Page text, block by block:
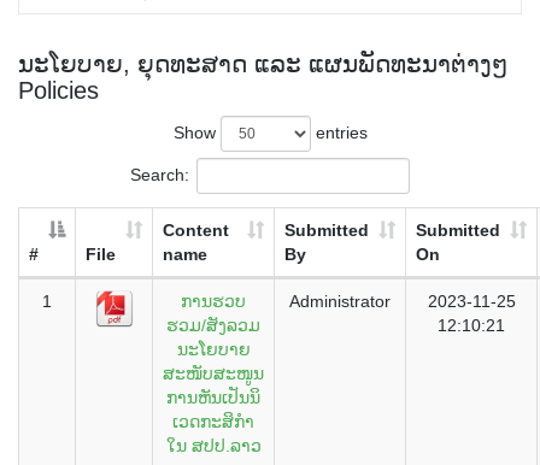
ນະໂຍບາຍ, ຍຸດທະສາດ ແລະ ແຜນພັດທະນາຕ່າງໆ
Policies
Show entries
Search:
# File
Content
name
Submitted
By
Submitted
On
1
ການຮວບ
ຮວມ/ສັງລວມ
ນະໂຍບາຍ
ສະໜັບສະໜູນ
ການຫັນເປັນນິ
ເວດກະສິກໍາ
ໃນ ສປປ.ລາວ
Administrator
2023-11-25
12:10:21